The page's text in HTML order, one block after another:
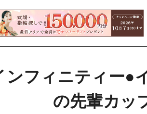
ンフィニティー●
の先輩カッ